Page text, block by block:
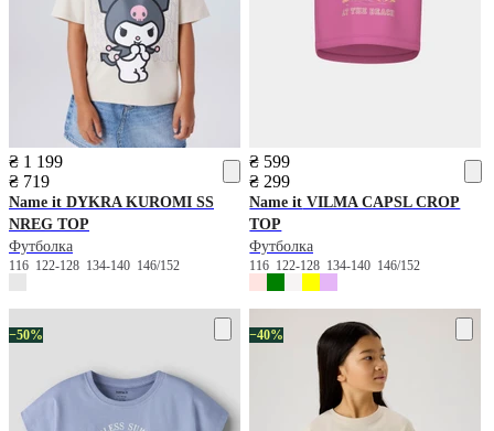
₴ 1 199
₴ 719
Name it DYKRA KUROMI SS
NREG TOP
Футболка
116 122-128 134-140 146/152
₴ 599
₴ 299
Name it VILMA CAPSL CROP
TOP
Футболка
116 122-128 134-140 146/152
−50% −40%